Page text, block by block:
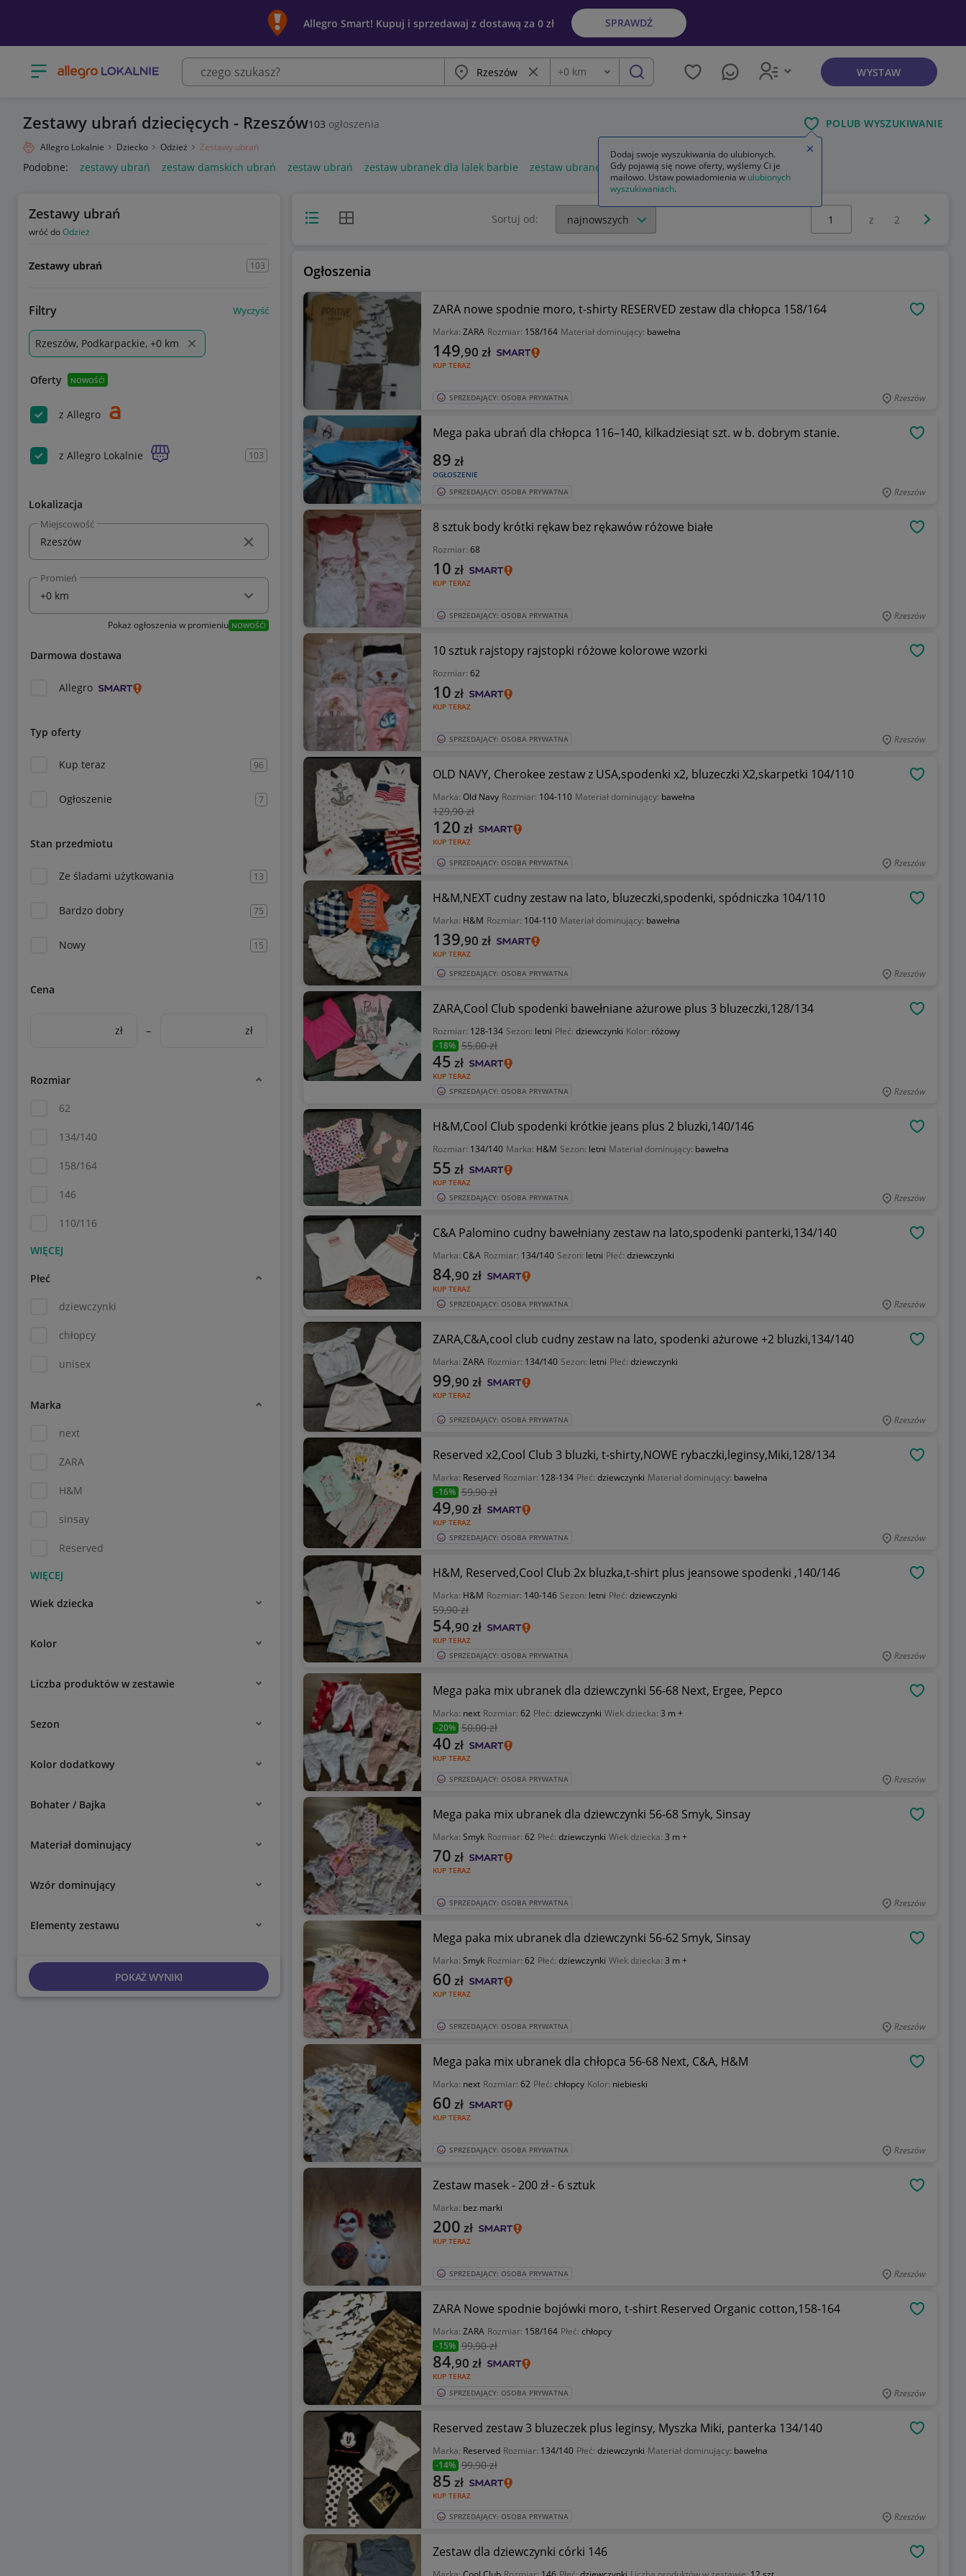
Allegro Smart! Kupuj i sprzedawaj z dostawą za 0 zł SPRAWDŹ
Otwórz menu z kategoriami Miasto Wyczyść frazę
Odległość
+0 km szukaj WYSTAW
Zestawy ubrań dziecięcych - Rzeszów103 ogłoszenia POLUB WYSZUKIWANIE
Allegro Lokalnie Dziecko Odzież Zestawy ubrań
Podobne: zestawy ubrań zestaw damskich ubrań zestaw ubrań zestaw ubranek dla lalek barbie zestaw ubranek dla lalek
Zestawy ubrań
wróć doOdzież
Zestawy ubrań 103
Filtry Wyczyść
Rzeszów, Podkarpackie, +0 km
Oferty NOWOŚĆ!
z Allegro
z Allegro Lokalnie 103
Lokalizacja
Miejscowość
Promień
Pokaż ogłoszenia w promieniu NOWOŚĆ!
Darmowa dostawa
Allegro
Typ oferty
Kup teraz 96
Ogłoszenie 7
Stan przedmiotu
Ze śladami użytkowania 13
Bardzo dobry 75
Nowy 15
Cena
zł – zł
Rozmiar
62
134/140
158/164
146
110/116
Płeć
dziewczynki
chłopcy
unisex
Marka
next
ZARA
H&M
sinsay
Reserved
Wiek dziecka
Kolor
Liczba produktów w zestawie
Sezon
Kolor dodatkowy
Bohater / Bajka
Materiał dominujący
Wzór dominujący
Elementy zestawu
POKAŻ WYNIKI
Widok listyWidok siatki Sortuj od:
Wybierz stronę:
z 2
Ogłoszenia
ZARA nowe spodnie moro, t-shirty RESERVED zestaw dla chłopca 158/164
Marka: ZARA Rozmiar: 158/164 Materiał dominujący: bawełna
KUP TERAZ
149,90 zł
SPRZEDAJĄCY: OSOBA PRYWATNA Rzeszów
Mega paka ubrań dla chłopca 116–140, kilkadziesiąt szt. w b. dobrym stanie.
OGŁOSZENIE
89 zł
SPRZEDAJĄCY: OSOBA PRYWATNA Rzeszów
8 sztuk body krótki rękaw bez rękawów różowe białe
Rozmiar: 68
KUP TERAZ
10 zł
SPRZEDAJĄCY: OSOBA PRYWATNA Rzeszów
10 sztuk rajstopy rajstopki różowe kolorowe wzorki
Rozmiar: 62
KUP TERAZ
10 zł
SPRZEDAJĄCY: OSOBA PRYWATNA Rzeszów
OLD NAVY, Cherokee zestaw z USA,spodenki x2, bluzeczki X2,skarpetki 104/110
Marka: Old Navy Rozmiar: 104-110 Materiał dominujący: bawełna
129,90 zł
KUP TERAZ
120 zł
SPRZEDAJĄCY: OSOBA PRYWATNA Rzeszów
H&M,NEXT cudny zestaw na lato, bluzeczki,spodenki, spódniczka 104/110
Marka: H&M Rozmiar: 104-110 Materiał dominujący: bawełna
KUP TERAZ
139,90 zł
SPRZEDAJĄCY: OSOBA PRYWATNA Rzeszów
ZARA,Cool Club spodenki bawełniane ażurowe plus 3 bluzeczki,128/134
Rozmiar: 128-134 Sezon: letni Płeć: dziewczynki Kolor: różowy
-18% 55,00 zł
KUP TERAZ
45 zł
SPRZEDAJĄCY: OSOBA PRYWATNA Rzeszów
H&M,Cool Club spodenki krótkie jeans plus 2 bluzki,140/146
Rozmiar: 134/140 Marka: H&M Sezon: letni Materiał dominujący: bawełna
KUP TERAZ
55 zł
SPRZEDAJĄCY: OSOBA PRYWATNA Rzeszów
C&A Palomino cudny bawełniany zestaw na lato,spodenki panterki,134/140
Marka: C&A Rozmiar: 134/140 Sezon: letni Płeć: dziewczynki
KUP TERAZ
84,90 zł
SPRZEDAJĄCY: OSOBA PRYWATNA Rzeszów
ZARA,C&A,cool club cudny zestaw na lato, spodenki ażurowe +2 bluzki,134/140
Marka: ZARA Rozmiar: 134/140 Sezon: letni Płeć: dziewczynki
KUP TERAZ
99,90 zł
SPRZEDAJĄCY: OSOBA PRYWATNA Rzeszów
Reserved x2,Cool Club 3 bluzki, t-shirty,NOWE rybaczki,leginsy,Miki,128/134
Marka: Reserved Rozmiar: 128-134 Płeć: dziewczynki Materiał dominujący: bawełna
-16% 59,90 zł
KUP TERAZ
49,90 zł
SPRZEDAJĄCY: OSOBA PRYWATNA Rzeszów
H&M, Reserved,Cool Club 2x bluzka,t-shirt plus jeansowe spodenki ,140/146
Marka: H&M Rozmiar: 140-146 Sezon: letni Płeć: dziewczynki
59,90 zł
KUP TERAZ
54,90 zł
SPRZEDAJĄCY: OSOBA PRYWATNA Rzeszów
Mega paka mix ubranek dla dziewczynki 56-68 Next, Ergee, Pepco
Marka: next Rozmiar: 62 Płeć: dziewczynki Wiek dziecka: 3 m +
-20% 50,00 zł
KUP TERAZ
40 zł
SPRZEDAJĄCY: OSOBA PRYWATNA Rzeszów
Mega paka mix ubranek dla dziewczynki 56-68 Smyk, Sinsay
Marka: Smyk Rozmiar: 62 Płeć: dziewczynki Wiek dziecka: 3 m +
KUP TERAZ
70 zł
SPRZEDAJĄCY: OSOBA PRYWATNA Rzeszów
Mega paka mix ubranek dla dziewczynki 56-62 Smyk, Sinsay
Marka: Smyk Rozmiar: 62 Płeć: dziewczynki Wiek dziecka: 3 m +
KUP TERAZ
60 zł
SPRZEDAJĄCY: OSOBA PRYWATNA Rzeszów
Mega paka mix ubranek dla chłopca 56-68 Next, C&A, H&M
Marka: next Rozmiar: 62 Płeć: chłopcy Kolor: niebieski
KUP TERAZ
60 zł
SPRZEDAJĄCY: OSOBA PRYWATNA Rzeszów
Zestaw masek - 200 zł - 6 sztuk
Marka: bez marki
KUP TERAZ
200 zł
SPRZEDAJĄCY: OSOBA PRYWATNA Rzeszów
ZARA Nowe spodnie bojówki moro, t-shirt Reserved Organic cotton,158-164
Marka: ZARA Rozmiar: 158/164 Płeć: chłopcy
-15% 99,90 zł
KUP TERAZ
84,90 zł
SPRZEDAJĄCY: OSOBA PRYWATNA Rzeszów
Reserved zestaw 3 bluzeczek plus leginsy, Myszka Miki, panterka 134/140
Marka: Reserved Rozmiar: 134/140 Płeć: dziewczynki Materiał dominujący: bawełna
-14% 99,90 zł
KUP TERAZ
85 zł
SPRZEDAJĄCY: OSOBA PRYWATNA Rzeszów
Zestaw dla dziewczynki córki 146
Dodaj swoje wyszukiwania do ulubionych.
Gdy pojawią się nowe oferty, wyślemy Ci je
mailowo. Ustaw powiadomienia w ulubionych
wyszukiwaniach.
Zamknij wskazówkę